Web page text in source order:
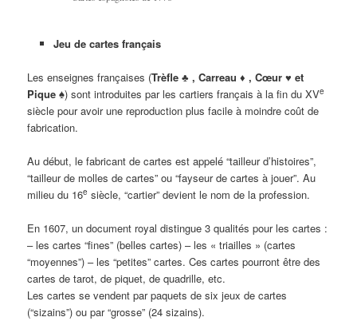
Jeu de cartes français
Les enseignes françaises (Trèfle ♣ , Carreau ♦ , Cœur ♥ et
Pique ♠) sont introduites par les cartiers français à la fin du XVe
siècle pour avoir une reproduction plus facile à moindre coût de
fabrication.
Au début, le fabricant de cartes est appelé “tailleur d’histoires”,
“tailleur de molles de cartes” ou “fayseur de cartes à jouer”. Au
milieu du 16e siècle, “cartier” devient le nom de la profession.
En 1607, un document royal distingue 3 qualités pour les cartes :
– les cartes “fines” (belles cartes) – les « triailles » (cartes
“moyennes”) – les “petites” cartes. Ces cartes pourront être des
cartes de tarot, de piquet, de quadrille, etc.
Les cartes se vendent par paquets de six jeux de cartes
(“sizains”) ou par “grosse” (24 sizains).